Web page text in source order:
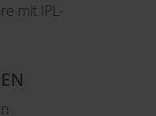
mit IPL-